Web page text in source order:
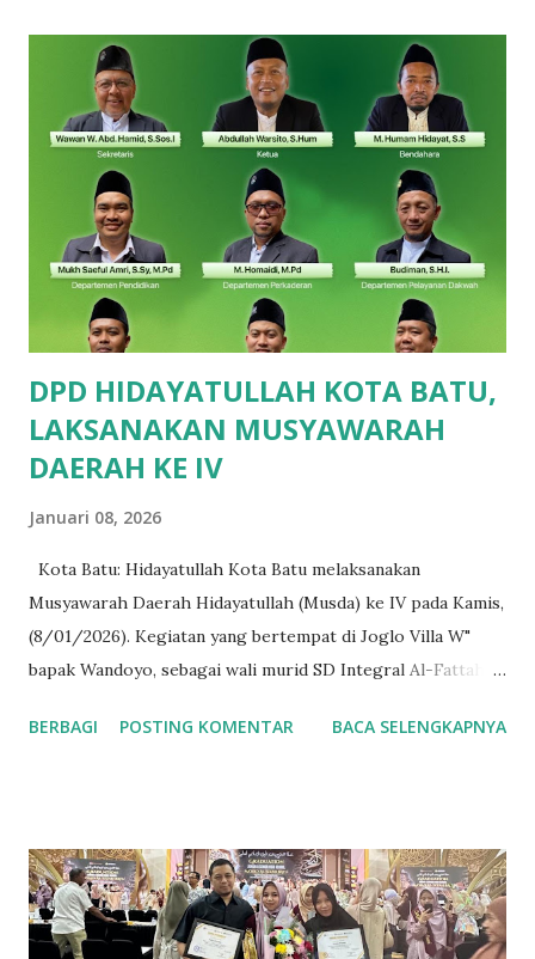
Ustadz, dan 4 Ustadzah. Usaha tidak menghianati hasil,
alhamdulillah atas izin Allah Siswa/i SDIA panen 25 medali
dari 44 finalis, dengan rincian sebagai berikut : bidang
Matematika peraih Perunggu , Mauza Hafidz (Kelas 1),
Attarayan (Kelas 1), Alfareezi Farzan (Kelas 2), Aqila Zahra
(Kelas 5) dan Emas, Adillia Sinar (Kelas 4). Pada bidang
Bahasa Inggris peraih Perunggu , ananda Gavin Arsenia
(Kelas 2), Sandra Qirani (Kelas 3), Arfadhia Farhan (Kelas 4),
Nadhif Maulana Tsaqif (Kela...
DPD HIDAYATULLAH KOTA BATU,
LAKSANAKAN MUSYAWARAH
DAERAH KE IV
Januari 08, 2026
Kota Batu: Hidayatullah Kota Batu melaksanakan
Musyawarah Daerah Hidayatullah (Musda) ke IV pada Kamis,
(8/01/2026). Kegiatan yang bertempat di Joglo Villa W"
bapak Wandoyo, sebagai wali murid SD Integral Al-Fattah,
"Demi dakwah dan perjuangan Islam saya persilahkan Villa
naungan DPD Hidayatullah diantaranya, YPI Al-Fattah,
Ma'had Hidayatullah Kota Batu (Mahaba) dan MI Alam
Luqmanul Hakim (Millah). Hadir pula pada kegiatan ini
BERBAGI POSTING KOMENTAR BACA SELENGKAPNYA